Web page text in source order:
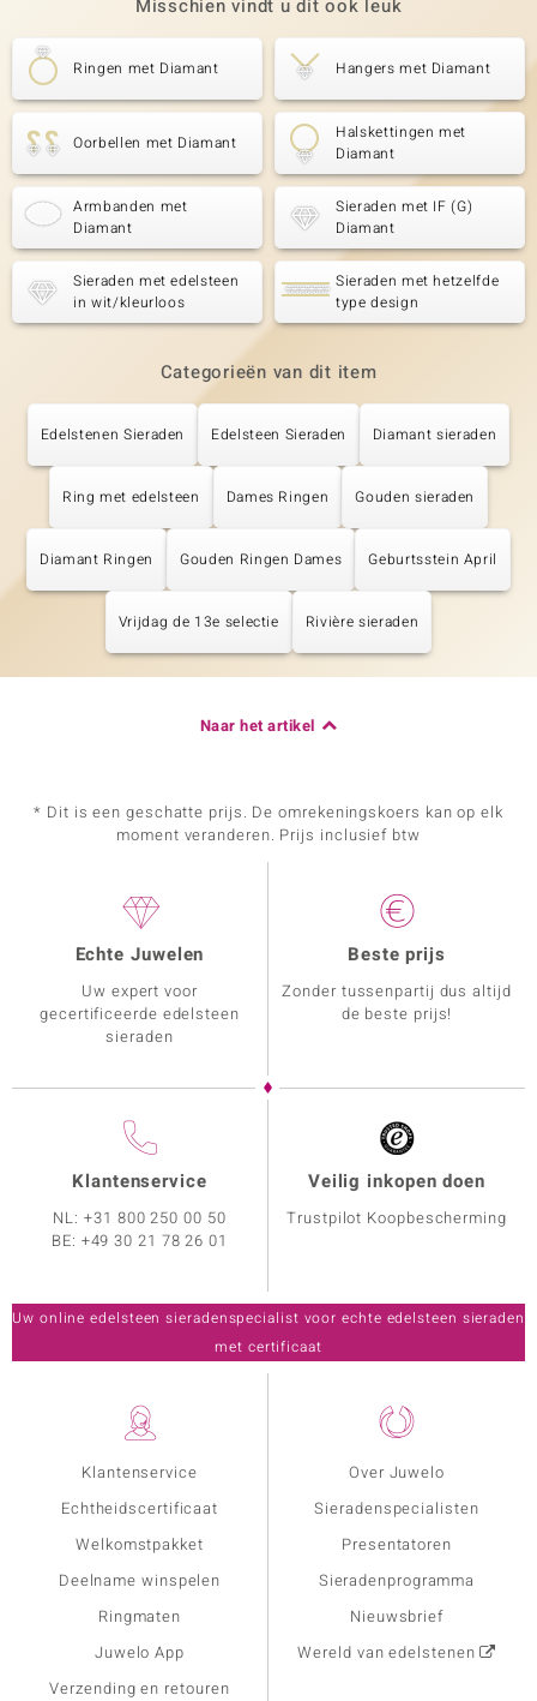
Misschien vindt u dit ook leuk
Ringen met Diamant Hangers met Diamant
Oorbellen met Diamant
Halskettingen met
Diamant
Armbanden met
Diamant
Sieraden met IF (G)
Diamant
Sieraden met edelsteen
in wit/kleurloos
Sieraden met hetzelfde
type design
Categorieën van dit item
Edelstenen Sieraden Edelsteen Sieraden Diamant sieraden
Ring met edelsteen Dames Ringen Gouden sieraden
Diamant Ringen Gouden Ringen Dames Geburtsstein April
Vrijdag de 13e selectie Rivière sieraden
Naar het artikel
* Dit is een geschatte prijs. De omrekeningskoers kan op elk
moment veranderen. Prijs inclusief btw
Klantenservice
Echtheidscertificaat
Welkomstpakket
Deelname winspelen
Ringmaten
Juwelo App
Verzending en retouren
Over Juwelo
Sieradenspecialisten
Presentatoren
Sieradenprogramma
Nieuwsbrief
Wereld van edelstenen
Echte Juwelen
Uw expert voor
gecertificeerde edelsteen
sieraden
Beste prijs
Zonder tussenpartij dus altijd
de beste prijs!
Klantenservice
NL:+31 800 250 00 50
BE: +49 30 21 78 26 01
Veilig inkopen doen
Trustpilot Koopbescherming
Uw online edelsteen sieradenspecialist voor echte edelsteen sieraden
met certificaat